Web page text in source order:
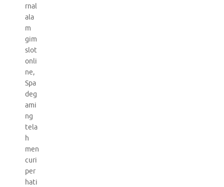
rnal
ala
m
gim
slot
onli
ne,
Spa
deg
ami
ng
tela
h
men
curi
per
hati